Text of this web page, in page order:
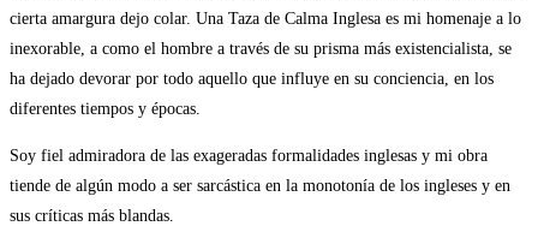
cierta amargura dejo colar. Una Taza de Calma Inglesa es mi homenaje a lo
inexorable, a como el hombre a través de su prisma más existencialista, se
ha dejado devorar por todo aquello que influye en su conciencia, en los
diferentes tiempos y épocas.
Soy fiel admiradora de las exageradas formalidades inglesas y mi obra
tiende de algún modo a ser sarcástica en la monotonía de los ingleses y en
sus críticas más blandas.